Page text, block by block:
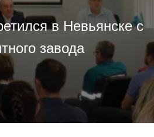
в Невьянске с
завода